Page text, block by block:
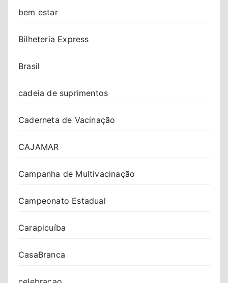
bem estar
Bilheteria Express
Brasil
cadeia de suprimentos
Caderneta de Vacinação
CAJAMAR
Campanha de Multivacinação
Campeonato Estadual
Carapicuíba
CasaBranca